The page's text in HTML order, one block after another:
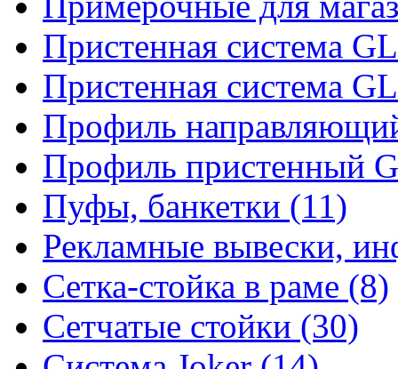
Пристенная система
Пристенная система
Профиль
Профиль пристенный
Пуфы, банкетки (11)
Рекламные вывески,
Сетка-стойка в раме (8)
Сетчатые стойки (30)